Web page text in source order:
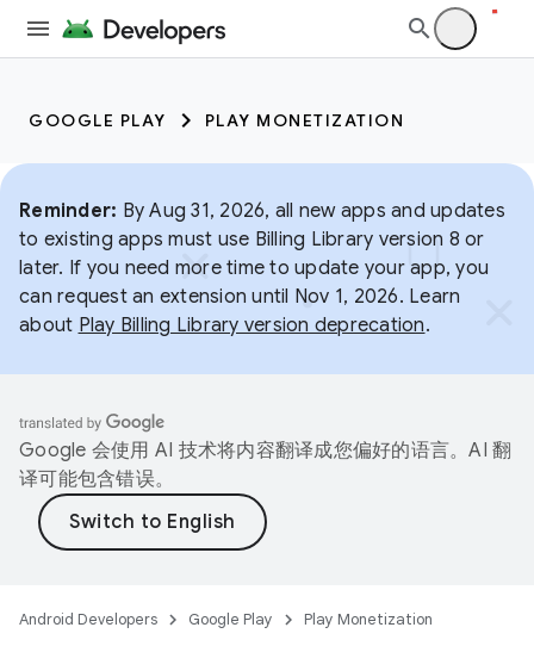
GOOGLE PLAY PLAY MONETIZATION
Reminder: By Aug 31, 2026, all new apps and updates
to existing apps must use Billing Library version 8 or
later. If you need more time to update your app, you
can request an extension until Nov 1, 2026. Learn
about Play Billing Library version deprecation.
Google 会使用 AI 技术将内容翻译成您偏好的语言。AI 翻
译可能包含错误。
Android Developers Google Play Play Monetization